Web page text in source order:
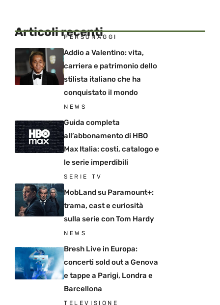
Articoli recenti
PERSONAGGI
Addio a Valentino: vita,
carriera e patrimonio dello
stilista italiano che ha
conquistato il mondo
NEWS
Guida completa
all’abbonamento di HBO
Max Italia: costi, catalogo e
le serie imperdibili
SERIE TV
MobLand su Paramount+:
trama, cast e curiosità
sulla serie con Tom Hardy
NEWS
Bresh Live in Europa:
concerti sold out a Genova
e tappe a Parigi, Londra e
Barcellona
TELEVISIONE